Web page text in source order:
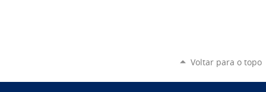
Voltar para o topo